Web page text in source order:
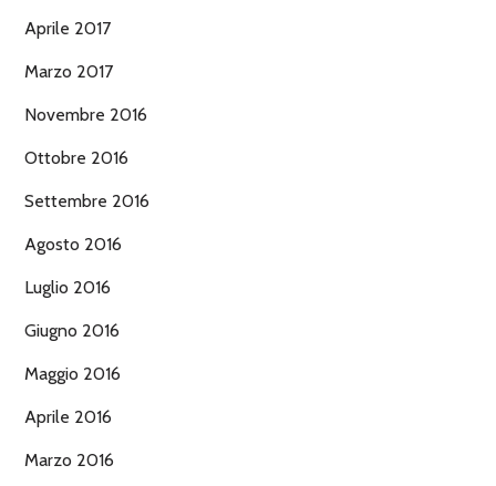
Aprile 2017
Marzo 2017
Novembre 2016
Ottobre 2016
Settembre 2016
Agosto 2016
Luglio 2016
Giugno 2016
Maggio 2016
Aprile 2016
Marzo 2016